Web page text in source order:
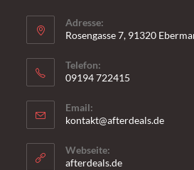
Adresse:
Rosengasse 7, 91320
Telefon:
09194 722415
Email:
kontakt@afterdeals.de
Webseite:
afterdeals.de